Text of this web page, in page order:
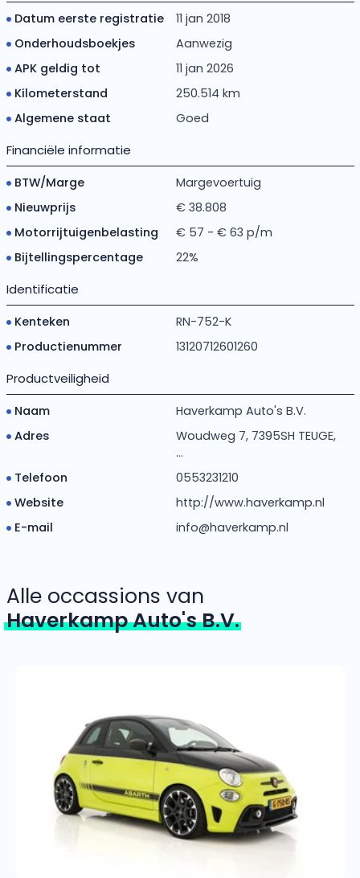
Datum eerste registratie
11 jan 2018
Onderhoudsboekjes
Aanwezig
APK geldig tot
11 jan 2026
Kilometerstand
250.514 km
Algemene staat
Goed
Financiële informatie
BTW/Marge
Margevoertuig
Nieuwprijs
€ 38.808
Motorrijtuigenbelasting
€ 57 - € 63 p/m
Bijtellingspercentage
22%
Identificatie
Kenteken
RN-752-K
Productienummer
13120712601260
Productveiligheid
Naam
Haverkamp Auto's B.V.
Adres
Woudweg 7, 7395SH TEUGE,
...
Telefoon
0553231210
Website
http://www.haverkamp.nl
E-mail
info@haverkamp.nl
Alle occassions van
Haverkamp Auto's B.V.